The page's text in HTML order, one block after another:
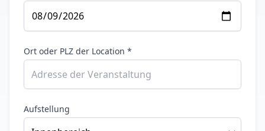
Ort oder PLZ der Location *
Aufstellung